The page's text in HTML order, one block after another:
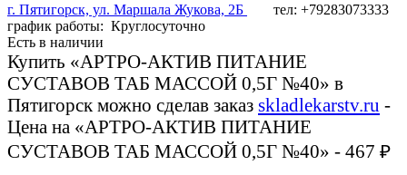
г. Пятигорск, ул. Маршала Жукова, 2Б
тел: +79283073333
график работы: Круглосуточно
Есть в наличии
Купить «АРТРО-АКТИВ ПИТАНИЕ
СУСТАВОВ ТАБ МАССОЙ 0,5Г №40» в
Пятигорск можно сделав заказ skladlekarstv.ru -
Цена на «АРТРО-АКТИВ ПИТАНИЕ
СУСТАВОВ ТАБ МАССОЙ 0,5Г №40» - 467 ₽